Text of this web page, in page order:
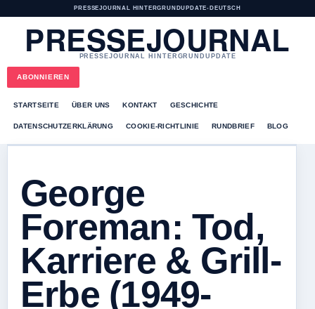
PRESSEJOURNAL HINTERGRUNDUPDATE• DEUTSCH
PRESSEJOURNAL
PRESSEJOURNAL HINTERGRUNDUPDATE
ABONNIEREN
STARTSEITE ÜBER UNS KONTAKT GESCHICHTE
DATENSCHUTZERKLÄRUNG COOKIE-RICHTLINIE RUNDBRIEF BLOG
George
Foreman: Tod,
Karriere & Grill-
Erbe (1949-